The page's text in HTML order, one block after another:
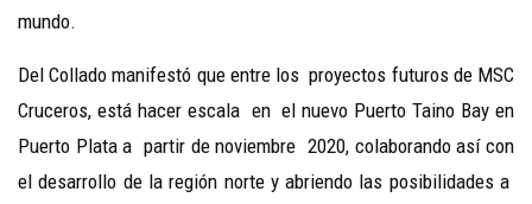
mundo.
Del Collado manifestó que entre los proyectos futuros de MSC
Cruceros, está hacer escala en el nuevo Puerto Taino Bay en
Puerto Plata a partir de noviembre 2020, colaborando así con
el desarrollo de la región norte y abriendo las posibilidades a